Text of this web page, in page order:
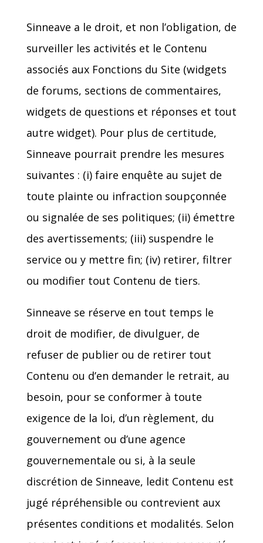
Sinneave a le droit, et non l’obligation, de
surveiller les activités et le Contenu
associés aux Fonctions du Site (widgets
de forums, sections de commentaires,
widgets de questions et réponses et tout
autre widget). Pour plus de certitude,
Sinneave pourrait prendre les mesures
suivantes : (i) faire enquête au sujet de
toute plainte ou infraction soupçonnée
ou signalée de ses politiques; (ii) émettre
des avertissements; (iii) suspendre le
service ou y mettre fin; (iv) retirer, filtrer
ou modifier tout Contenu de tiers.
Sinneave se réserve en tout temps le
droit de modifier, de divulguer, de
refuser de publier ou de retirer tout
Contenu ou d’en demander le retrait, au
besoin, pour se conformer à toute
exigence de la loi, d’un règlement, du
gouvernement ou d’une agence
gouvernementale ou si, à la seule
discrétion de Sinneave, ledit Contenu est
jugé répréhensible ou contrevient aux
présentes conditions et modalités. Selon